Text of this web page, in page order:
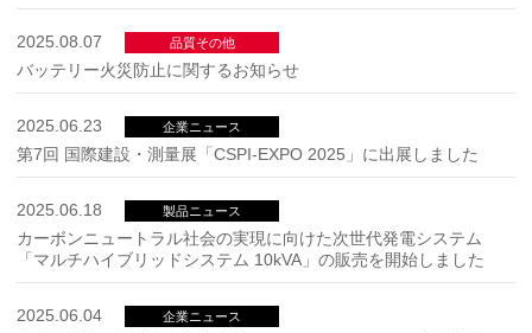
2025.08.07 品質その他
バッテリー火災防止に関するお知らせ
2025.06.23 企業ニュース
第7回 国際建設・測量展「CSPI-EXPO 2025」に出展しました
2025.06.18 製品ニュース
カーボンニュートラル社会の実現に向けた次世代発電システム
「マルチハイブリッドシステム 10kVA」の販売を開始しました
2025.06.04 企業ニュース